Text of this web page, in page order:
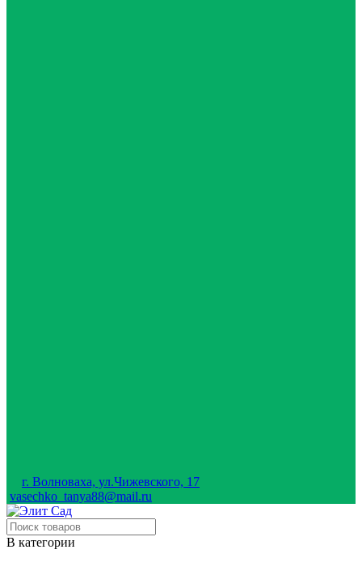
г. Волноваха, ул.Чижевского, 17
vasechko_tanya88@mail.ru
В категории